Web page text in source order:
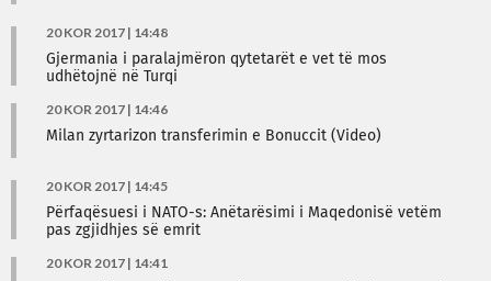
20 KOR 2017 | 14:48
Gjermania i paralajmëron qytetarët e vet të mos
udhëtojnë në Turqi
20 KOR 2017 | 14:46
Milan zyrtarizon transferimin e Bonuccit (Video)
20 KOR 2017 | 14:45
​Përfaqësuesi i NATO-s: Anëtarësimi i Maqedonisë vetëm
pas zgjidhjes së emrit
20 KOR 2017 | 14:41